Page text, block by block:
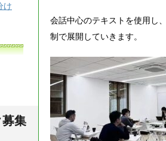
会話中心のテキストを使用し
制で展開していきます。
け
集